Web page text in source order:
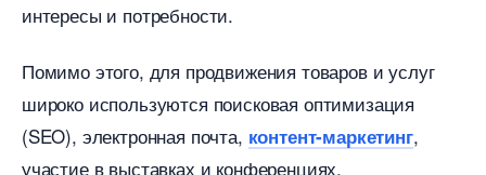
интересы и потребности.
Помимо этого, для продвижения товаров и услу
широко используются поисковая оптимизация
(SEO), электронная почта, контент-маркетин,
участие в выставках и конференциях,